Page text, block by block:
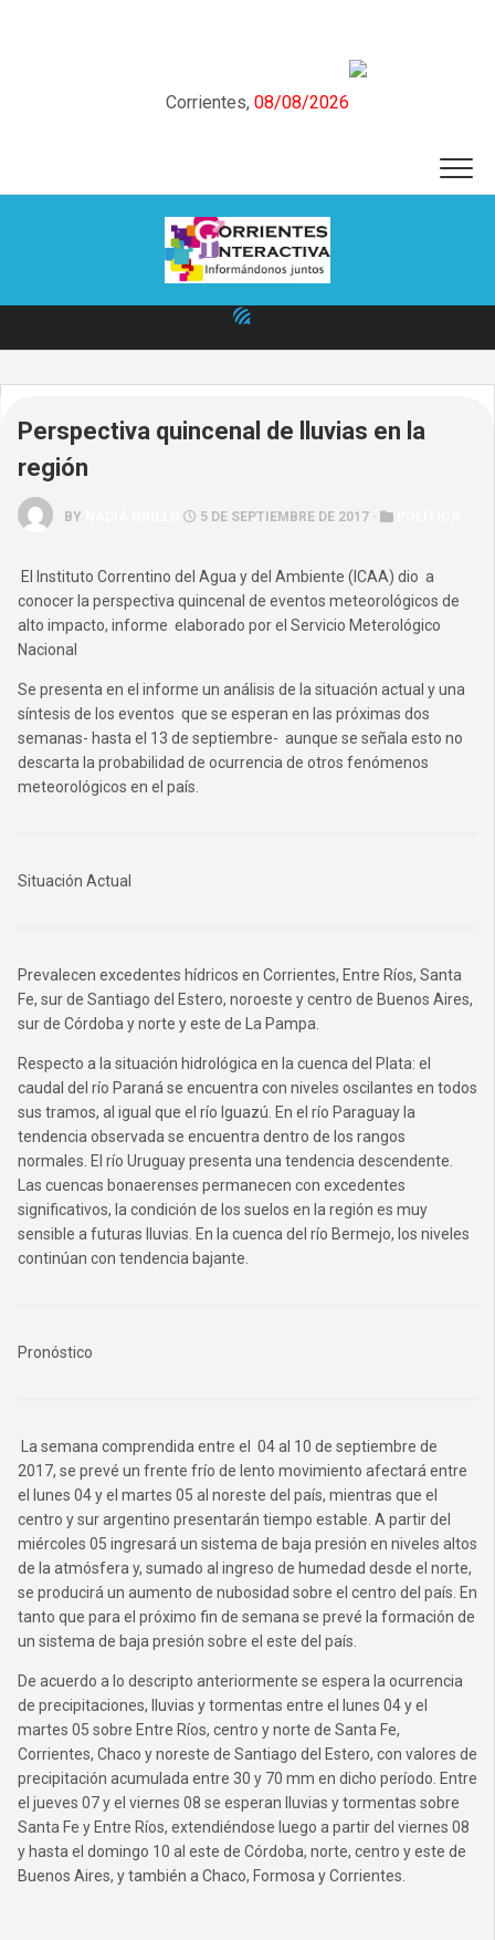
Corrientes, 08/08/2026
Perspectiva quincenal de lluvias en la
región
BY 5 DE SEPTIEMBRE DE 2017 ·
El Instituto Correntino del Agua y del Ambiente (ICAA) dio a
conocer la perspectiva quincenal de eventos meteorológicos de
alto impacto, informe elaborado por el Servicio Meterológico
Nacional
Se presenta en el informe un análisis de la situación actual y una
síntesis de los eventos que se esperan en las próximas dos
semanas- hasta el 13 de septiembre- aunque se señala esto no
descarta la probabilidad de ocurrencia de otros fenómenos
meteorológicos en el país.
Situación Actual
Prevalecen excedentes hídricos en Corrientes, Entre Ríos, Santa
Fe, sur de Santiago del Estero, noroeste y centro de Buenos Aires,
sur de Córdoba y norte y este de La Pampa.
Respecto a la situación hidrológica en la cuenca del Plata: el
caudal del río Paraná se encuentra con niveles oscilantes en todos
sus tramos, al igual que el río Iguazú. En el río Paraguay la
tendencia observada se encuentra dentro de los rangos
normales. El río Uruguay presenta una tendencia descendente.
Las cuencas bonaerenses permanecen con excedentes
significativos, la condición de los suelos en la región es muy
sensible a futuras lluvias. En la cuenca del río Bermejo, los niveles
continúan con tendencia bajante.
Pronóstico
La semana comprendida entre el 04 al 10 de septiembre de
2017, se prevé un frente frío de lento movimiento afectará entre
el lunes 04 y el martes 05 al noreste del país, mientras que el
centro y sur argentino presentarán tiempo estable. A partir del
miércoles 05 ingresará un sistema de baja presión en niveles altos
de la atmósfera y, sumado al ingreso de humedad desde el norte,
se producirá un aumento de nubosidad sobre el centro del país. En
tanto que para el próximo fin de semana se prevé la formación de
un sistema de baja presión sobre el este del país.
De acuerdo a lo descripto anteriormente se espera la ocurrencia
de precipitaciones, lluvias y tormentas entre el lunes 04 y el
martes 05 sobre Entre Ríos, centro y norte de Santa Fe,
Corrientes, Chaco y noreste de Santiago del Estero, con valores de
precipitación acumulada entre 30 y 70 mm en dicho período. Entre
el jueves 07 y el viernes 08 se esperan lluvias y tormentas sobre
Santa Fe y Entre Ríos, extendiéndose luego a partir del viernes 08
y hasta el domingo 10 al este de Córdoba, norte, centro y este de
Buenos Aires, y también a Chaco, Formosa y Corrientes.